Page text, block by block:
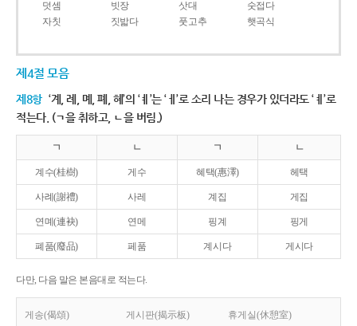
덧셈
빗장 삿대
숫접다
자칫
짓밟다 풋고추 햇곡식
제4절 모음
제8항 ‘계, 례, 몌, 폐, 혜’의 ‘ㅖ’는 ‘ㅔ’로 소리 나는 경우가 있더라도 ‘ㅖ’로
적는다. (ㄱ을 취하고, ㄴ을 버림.)
ㄱ ㄴ ㄱ ㄴ
계수(桂樹) 게수 혜택(惠澤) 헤택
사례(謝禮) 사레 계집 게집
연몌(連袂) 연메 핑계 핑게
폐품(廢品) 페품 계시다 게시다
다만, 다음 말은 본음대로 적는다.
게송(偈頌) 게시판(揭示板) 휴게실(休憩室)